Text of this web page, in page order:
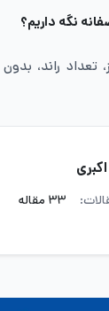
نگه داریم؟
تعداد راند،
۳۳ مقاله